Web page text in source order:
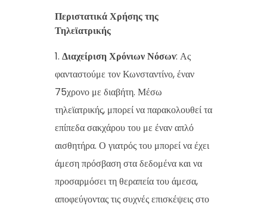
Περιστατικά Χρήσης της
Τηλεϊατρικής
Διαχείριση Χρόνιων Νόσων: Ας
φανταστούμε τον Κωνσταντίνο, έναν
75χρονο με διαβήτη. Μέσω
τηλεϊατρικής, μπορεί να παρακολουθεί τα
επίπεδα σακχάρου του με έναν απλό
αισθητήρα. Ο γιατρός του μπορεί να έχει
άμεση πρόσβαση στα δεδομένα και να
προσαρμόσει τη θεραπεία του άμεσα,
αποφεύγοντας τις συχνές επισκέψεις στο